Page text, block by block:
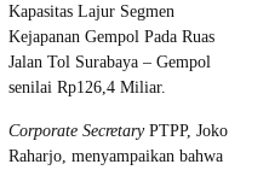
Kapasitas Lajur Segmen
Kejapanan Gempol Pada Ruas
Jalan Tol Surabaya – Gempol
senilai Rp126,4 Miliar.
Corporate SecretaryPTPP, Joko
Raharjo, menyampaikan bahwa